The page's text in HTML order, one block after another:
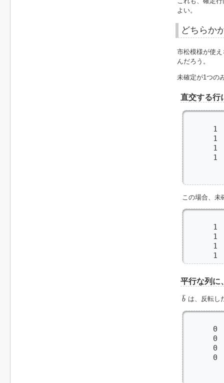
よい。
どちらか
市松模様が使
んだろう。
未確定が1つの
直交する行
1
1
1
1
この場合、
1
1
1
1
平行な列に
¯
b
b
は、反転し
0
0
0
0